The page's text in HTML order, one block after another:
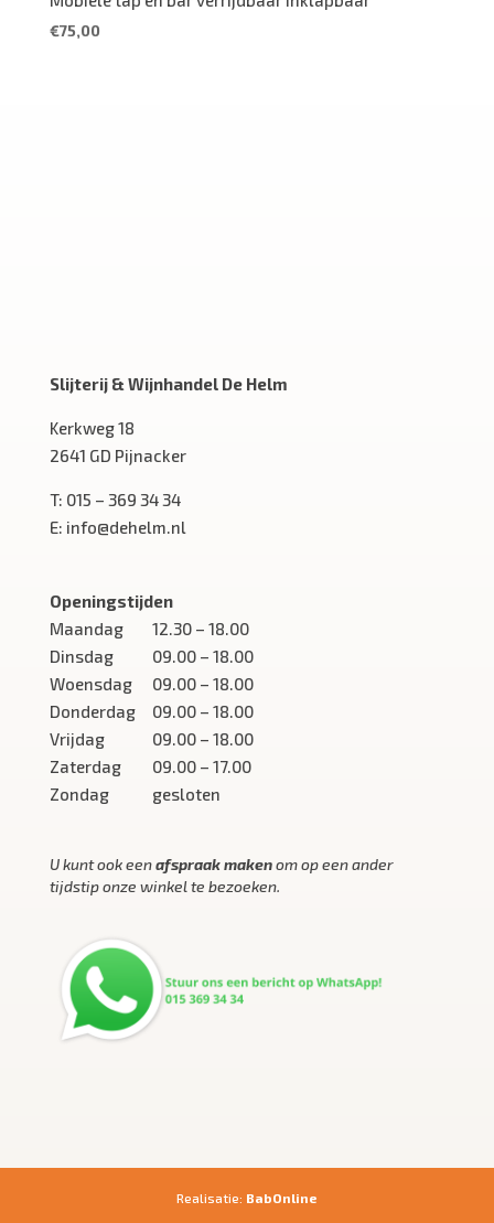
€75,00
Slijterij & Wijnhandel De Helm
Kerkweg 18
2641 GD Pijnacker
T: 015 – 369 34 34
E: info@dehelm.nl
Openingstijden
Maandag
12.30 – 18.00
Dinsdag
09.00 – 18.00
Woensdag
09.00 – 18.00
Donderdag
09.00 – 18.00
Vrijdag
09.00 – 18.00
Zaterdag
09.00 – 17.00
Zondag
gesloten
U kunt ook eenafspraak makenom op een ander
tijdstip onze winkel te bezoeken.
Realisatie: BabOnline